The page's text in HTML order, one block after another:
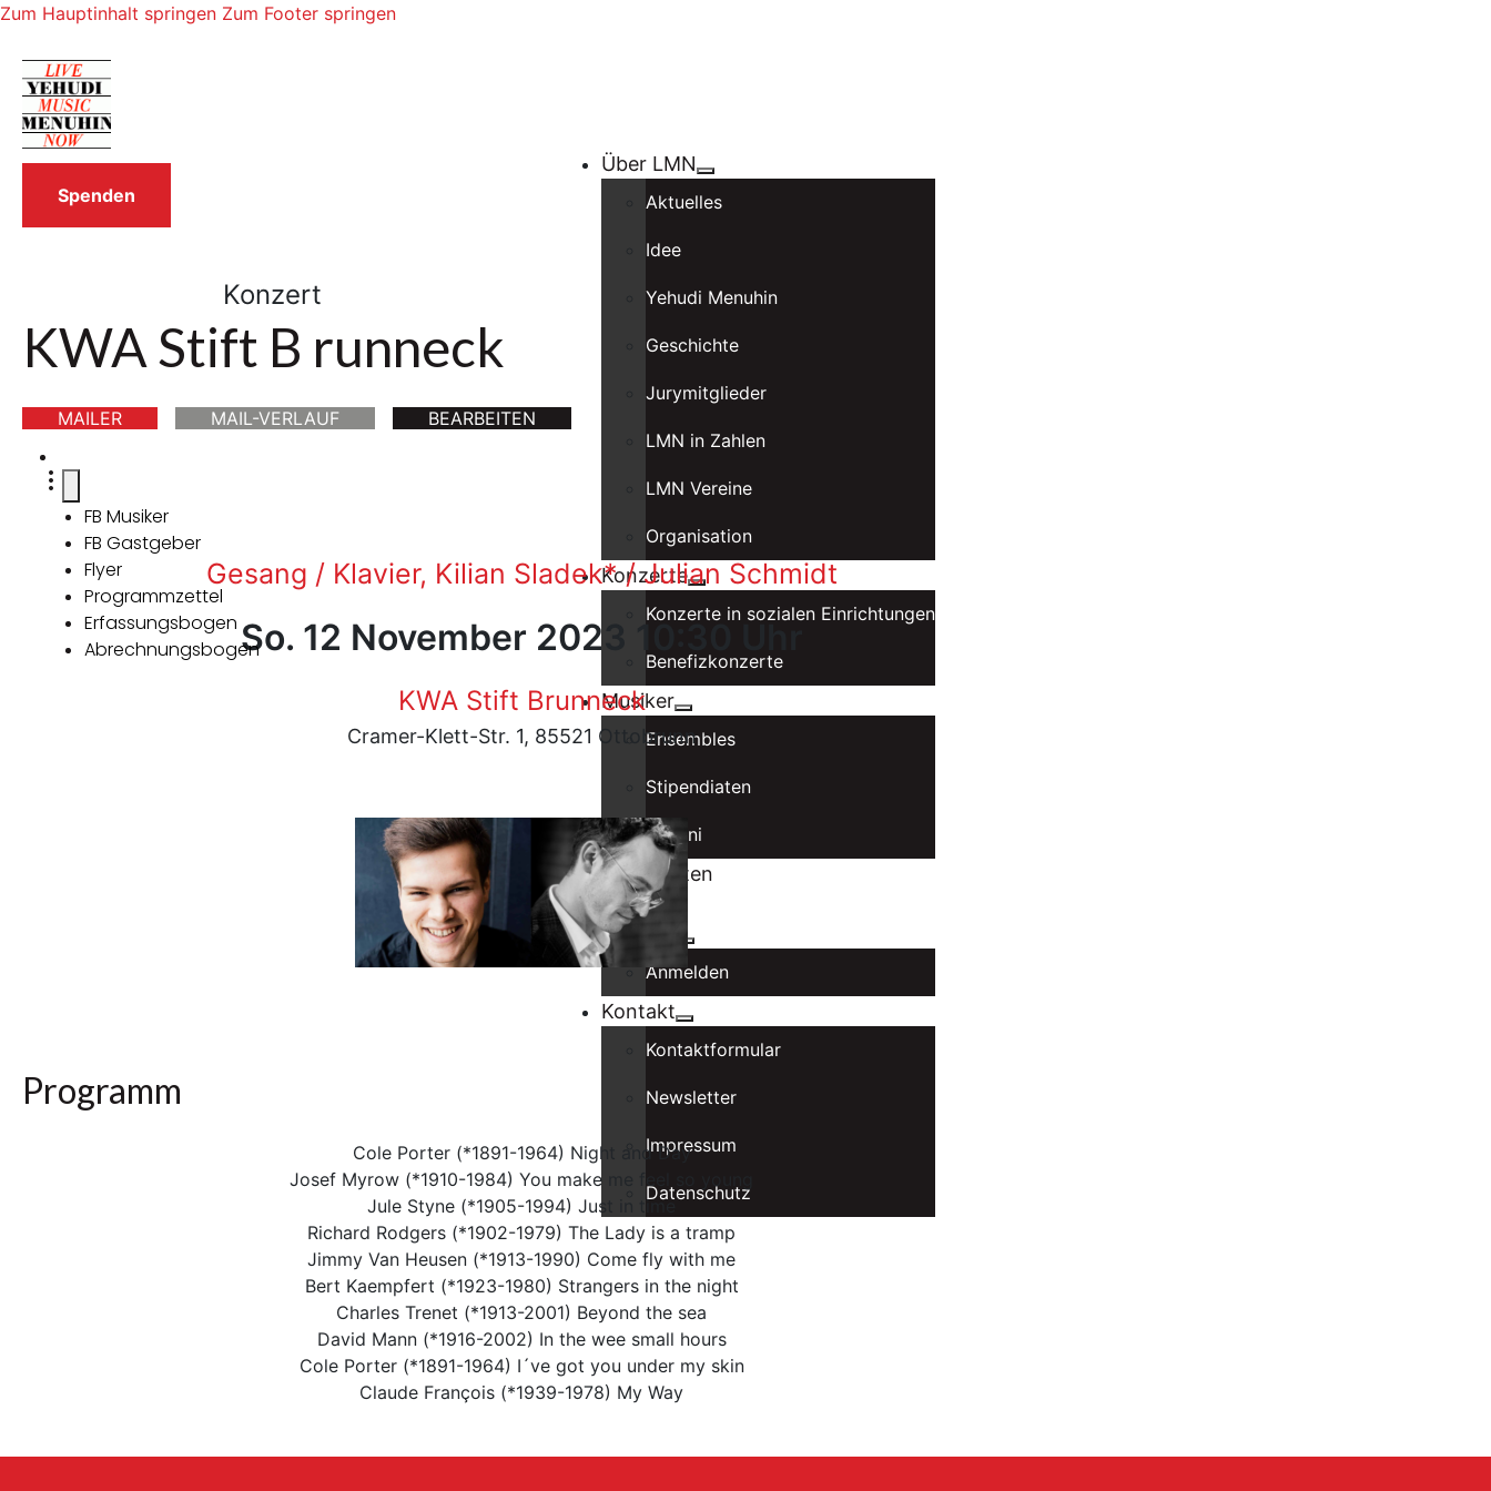
Zum Hauptinhalt springen Zum Footer springen
Über LMN
Aktuelles
Idee
Yehudi Menuhin
Geschichte
Jurymitglieder
LMN in Zahlen
LMN Vereine
Organisation
Konzerte
Konzerte in sozialen Einrichtungen
Benefizkonzerte
Musiker
Ensembles
Stipendiaten
Alumni
Spielstätten
Förderer
Intranet
Anmelden
Kontakt
Kontaktformular
Newsletter
Impressum
Datenschutz
Spenden
Konzert
KWA Stift B runneck
MAILER MAIL-VERLAUF BEARBEITEN
FB Musiker
FB Gastgeber
Flyer
Programmzettel
Erfassungsbogen
Abrechnungsbogen
Gesang / Klavier, Kilian Sladek* / Julian Schmidt
So. 12 November 2023 10:30 Uhr
KWA Stift Brunneck
Cramer-Klett-Str. 1, 85521 Ottobrunn
Programm
Cole Porter (*1891-1964) Night and Day
Josef Myrow (*1910-1984) You make me feel so young
Jule Styne (*1905-1994) Just in time
Richard Rodgers (*1902-1979) The Lady is a tramp
Jimmy Van Heusen (*1913-1990) Come fly with me
Bert Kaempfert (*1923-1980) Strangers in the night
Charles Trenet (*1913-2001) Beyond the sea
David Mann (*1916-2002) In the wee small hours
Cole Porter (*1891-1964) I´ve got you under my skin
Claude François (*1939-1978) My Way